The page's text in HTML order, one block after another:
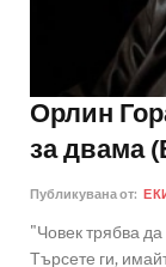
Орлин
за двама
Публикувана от:
"Човек трябва
Търсете ги,